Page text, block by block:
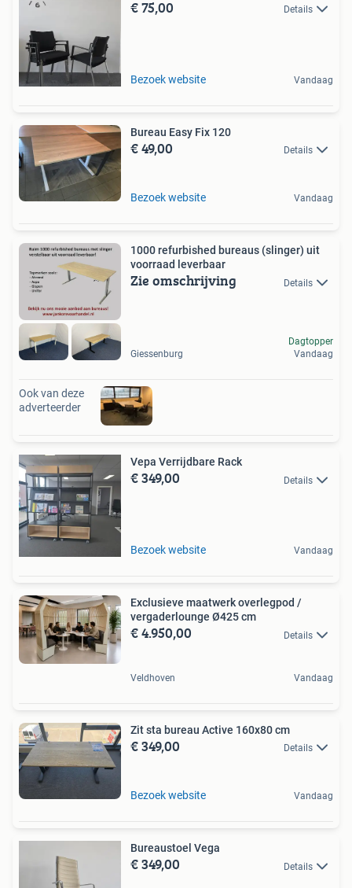
€ 75,00 Details
Bezoek website Vandaag
Bureau Easy Fix 120
€ 49,00 Details
Bezoek website Vandaag
1000 refurbished bureaus (slinger) uit
voorraad leverbaar
Zie omschrijving Details
Giessenburg
Dagtopper
Vandaag
Ook van deze
adverteerder
Vepa Verrijdbare Rack
€ 349,00 Details
Bezoek website Vandaag
Exclusieve maatwerk overlegpod /
vergaderlounge Ø425 cm
€ 4.950,00 Details
Veldhoven Vandaag
Zit sta bureau Active 160x80 cm
€ 349,00 Details
Bezoek website Vandaag
Bureaustoel Vega
€ 349,00 Details